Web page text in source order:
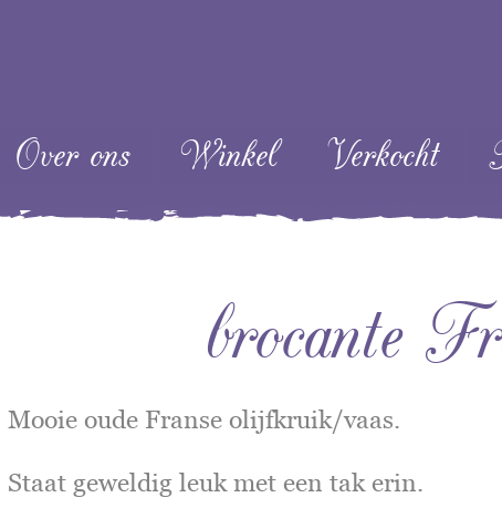
Over ons Winkel Verkocht
brocante
Mooie oude Franse olijfkruik/vaas.
Staat geweldig leuk met een tak erin.